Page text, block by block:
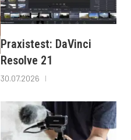
Praxistest: DaVinci
Resolve 21
30.07.2026